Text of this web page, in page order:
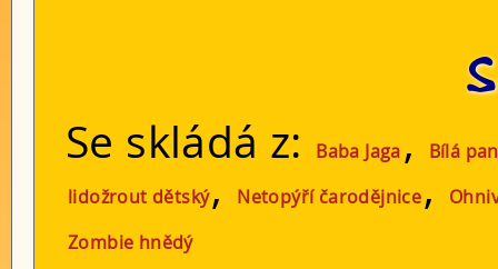
Se skládá z: Baba Jaga ,
Bílá
lidožrout dětský, Netopýří čarodějnice,
Zombie hnědý